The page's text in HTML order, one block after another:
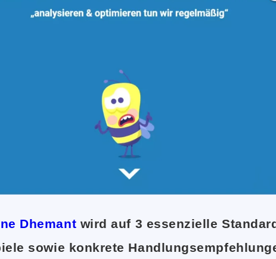
Dhemant wird auf 3 essenzielle
sowie konkrete